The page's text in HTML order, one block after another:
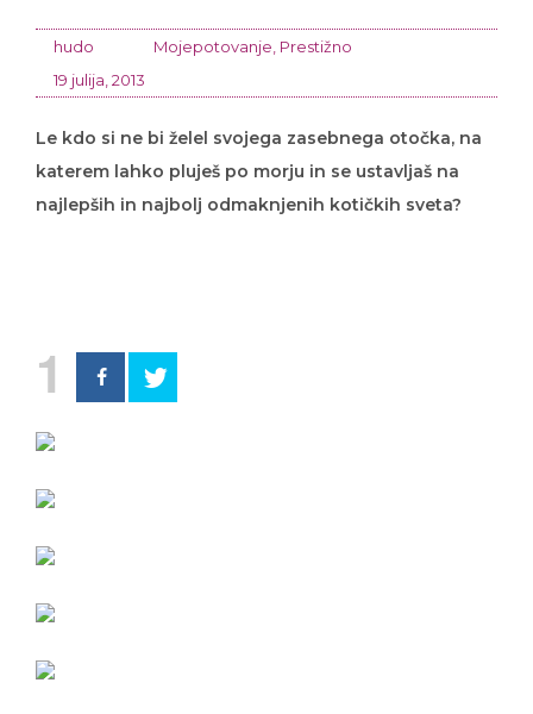
hudo Mojepotovanje Prestižno
19 julija, 2013
Le kdo si ne bi želel svojega zasebnega otočka, na
katerem lahko pluješ po morju in se ustavljaš na
najlepših in najbolj odmaknjenih kotičkih sveta?
1